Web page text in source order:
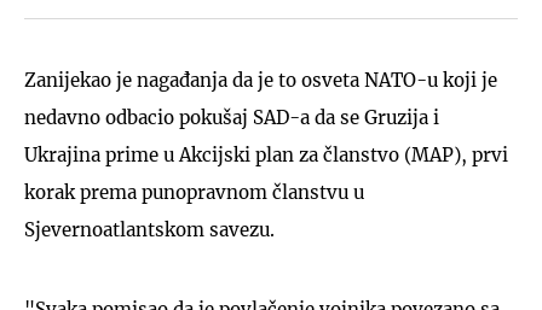
Zanijekao je nagađanja da je to osveta NATO-u koji je
nedavno odbacio pokušaj SAD-a da se Gruzija i
Ukrajina prime u Akcijski plan za članstvo (MAP), prvi
korak prema punopravnom članstvu u
Sjevernoatlantskom savezu.